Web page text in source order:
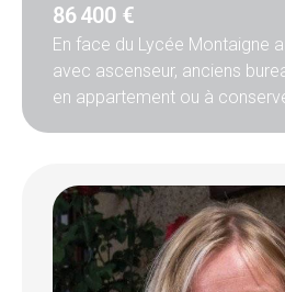
86 400 €
En face du Lycée Montaigne
avec ascenseur, anciens
en appartement ou à